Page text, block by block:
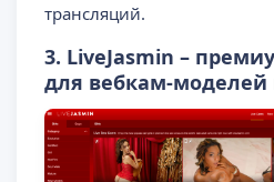
трансляций.
3. LiveJasmin –
для вебкам-моделей